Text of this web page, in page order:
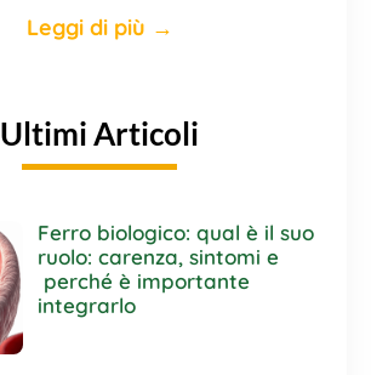
Leggi di più →
Ultimi Articoli
Ferro biologico: qual è il suo
ruolo: carenza, sintomi e
perché è importante
integrarlo